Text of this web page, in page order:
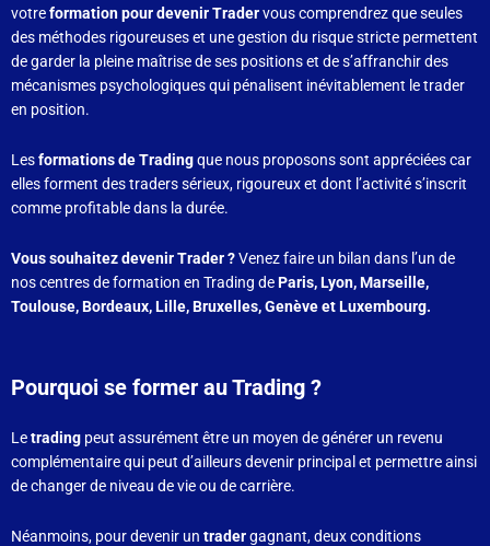
votreformation pour devenir Tradervous comprendrez que seules
des méthodes rigoureuses et une gestion du risque stricte permettent
de garder la pleine maîtrise de ses positions et de s’affranchir des
mécanismes psychologiques qui pénalisent inévitablement le trader
en position.
Lesformations de Tradingque nous proposons sont appréciées car
elles forment des traders sérieux, rigoureux et dont l’activité s’inscrit
comme profitable dans la durée.
Vous souhaitez devenir Trader ?Venez faire un bilan dans l’un de
nos centres de formation en Trading deParis, Lyon, Marseille,
Toulouse, Bordeaux, Lille, Bruxelles, Genève et Luxembourg.
Pourquoi se former au Trading ?
Letrading peut assurément être un moyen de générer un revenu
complémentaire qui peut d’ailleurs devenir principal et permettre ainsi
de changer de niveau de vie ou de carrière.
Néanmoins, pour devenir un tradergagnant, deux conditions